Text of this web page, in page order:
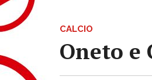
CALCIO
Oneto e